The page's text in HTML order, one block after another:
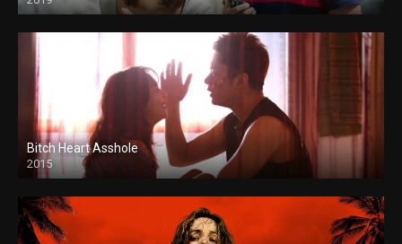
Bitch Heart Asshole
2015